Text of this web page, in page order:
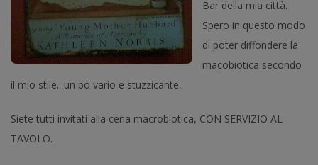
Bar della mia città.
Spero in questo modo
di poter diffondere la
macobiotica secondo
il mio stile.. un pò vario e stuzzicante..
Siete tutti invitati alla cena macrobiotica, CON SERVIZIO AL
TAVOLO.